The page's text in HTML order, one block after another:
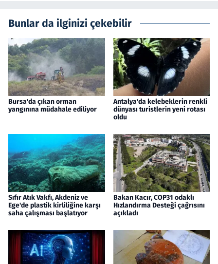
Bunlar da ilginizi çekebilir
Bursa'da çıkan orman
yangınına müdahale ediliyor
Antalya'da kelebeklerin renkli
dünyası turistlerin yeni rotası
oldu
Sıfır Atık Vakfı, Akdeniz ve
Ege'de plastik kirliliğine karşı
saha çalışması başlatıyor
Bakan Kacır, COP31 odaklı
Hızlandırma Desteği çağrısını
açıkladı